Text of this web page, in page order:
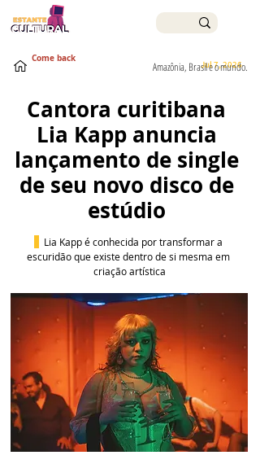
Jul 7, 2026
Amazônia, Brasil e o mundo.
Come back
Cantora curitibana
Lia Kapp anuncia
lançamento de single
de seu novo disco de
estúdio
Lia Kapp é conhecida por transformar a
escuridão que existe dentro de si mesma em
criação artística